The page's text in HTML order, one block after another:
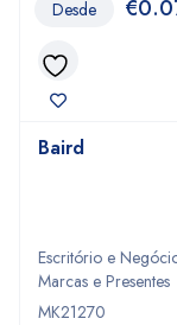
Desde €
Escritório e
Marcas e Presentes
MK21270
Baird